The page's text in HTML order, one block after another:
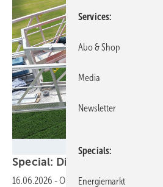
Special: Die
16.06.2026 -Ob präzise Schallmessung,
Services
Abo & Shop
Media
Newsletter
Specials
Energiemarkt